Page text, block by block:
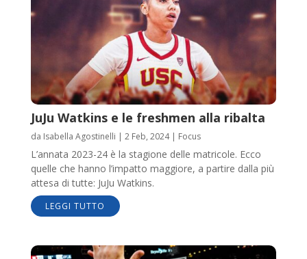
JuJu Watkins e le freshmen alla ribalta
da Isabella Agostinelli | 2 Feb, 2024| Focus
L’annata 2023-24 è la stagione delle matricole. Ecco
quelle che hanno l’impatto maggiore, a partire dalla più
attesa di tutte: JuJu Watkins.
LEGGI TUTTO